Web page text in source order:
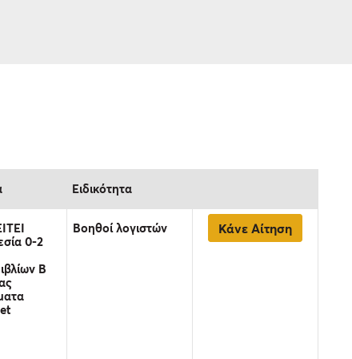
Ειδικότητα
0-2
B
Βοηθοί λογιστών Κάνε Αίτηση